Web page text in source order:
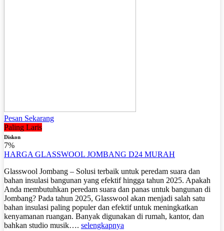
Pesan Sekarang
Paling Laris
Diskon
7%
HARGA GLASSWOOL JOMBANG D24 MURAH
Glasswool Jombang – Solusi terbaik untuk peredam suara dan
bahan insulasi bangunan yang efektif hingga tahun 2025. Apakah
Anda membutuhkan peredam suara dan panas untuk bangunan di
Jombang? Pada tahun 2025, Glasswool akan menjadi salah satu
bahan insulasi paling populer dan efektif untuk meningkatkan
kenyamanan ruangan. Banyak digunakan di rumah, kantor, dan
bahkan studio musik…. selengkapnya